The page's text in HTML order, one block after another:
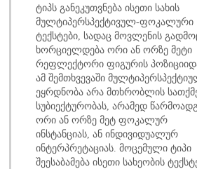
ტიპს განეკუთვნება ისეთი სახის
მულტიპერსპექტივულ-ფოკალური
ტექსტები, სადაც მოვლენის
ხორციელდება ორი ან ორზე მეტი
რეფლექტორი ფიგურის
ამ შემთხვევაში
ეყრდნობა არა მთხრობლის
სუბიექტურობას, არამედ
ორი ან ორზე მეტ ფოკალურ
ინსტანციას, ან ინდივიდუალურ
ინტერპრეტაციას. მოცემული ტიპი
შეესაბამება ისეთი სახეობის